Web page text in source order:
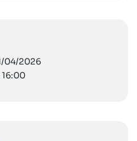
04/2026
16:00